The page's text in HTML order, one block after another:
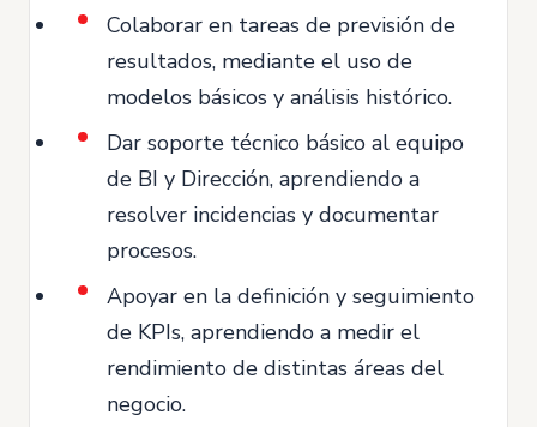
Colaborar en tareas de previsión de
resultados, mediante el uso de
modelos básicos y análisis histórico.
Dar soporte técnico básico al equipo
de BI y Dirección, aprendiendo a
resolver incidencias y documentar
procesos.
Apoyar en la definición y seguimiento
de KPIs, aprendiendo a medir el
rendimiento de distintas áreas del
negocio.